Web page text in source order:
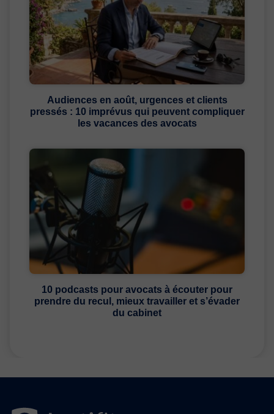
Audiences en août, urgences et clients
pressés : 10 imprévus qui peuvent compliquer
les vacances des avocats
10 podcasts pour avocats à écouter pour
prendre du recul, mieux travailler et s’évader
du cabinet